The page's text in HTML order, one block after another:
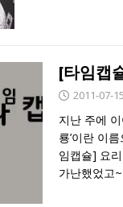
[타임캡
2011-07-15
지난 주에
룡’이란 이
임캡슐] 요
가난했었고